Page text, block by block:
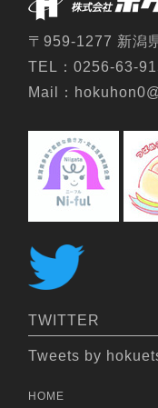
〒959-1277 新潟
TEL：0256-63-
Mail：
TWITTER
Tweets by
HOME